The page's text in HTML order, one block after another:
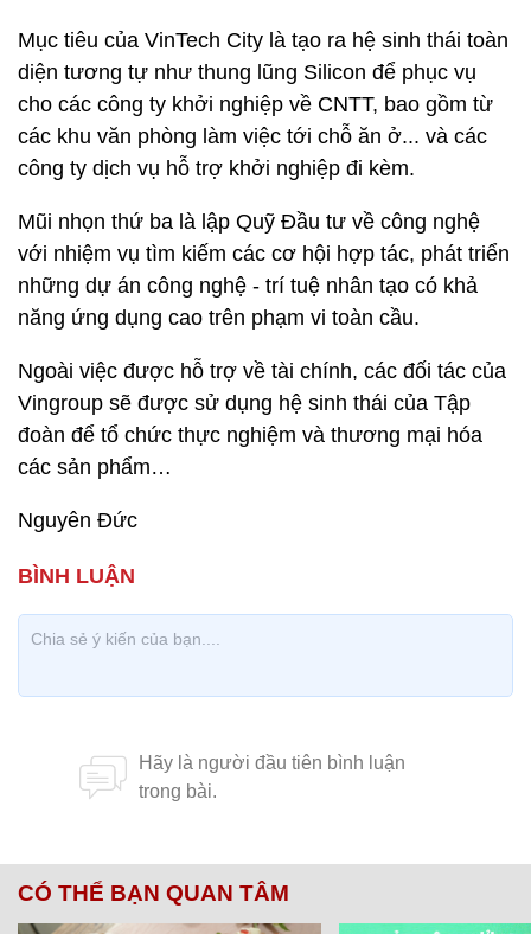
Mục tiêu của VinTech City là tạo ra hệ sinh thái toàn
diện tương tự như thung lũng Silicon để phục vụ
cho các công ty khởi nghiệp về CNTT, bao gồm từ
các khu văn phòng làm việc tới chỗ ăn ở... và các
công ty dịch vụ hỗ trợ khởi nghiệp đi kèm.
Mũi nhọn thứ ba là lập Quỹ Đầu tư về công nghệ
với nhiệm vụ tìm kiếm các cơ hội hợp tác, phát triển
những dự án công nghệ - trí tuệ nhân tạo có khả
năng ứng dụng cao trên phạm vi toàn cầu.
Ngoài việc được hỗ trợ về tài chính, các đối tác của
Vingroup sẽ được sử dụng hệ sinh thái của Tập
đoàn để tổ chức thực nghiệm và thương mại hóa
các sản phẩm…
Nguyên Đức
CÓ THỂ BẠN QUAN TÂM